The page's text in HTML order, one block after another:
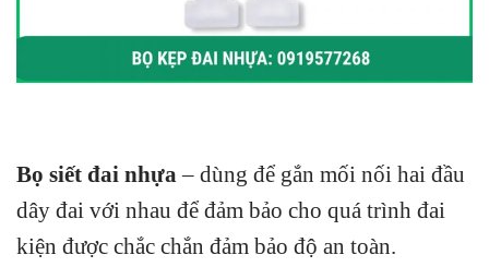
Bọ siết đai nhựa – dùng để gắn mối nối hai đầu
dây đai với nhau để đảm bảo cho quá trình đai
kiện được chắc chắn đảm bảo độ an toàn.